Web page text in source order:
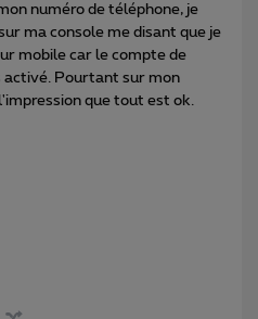
numéro de téléphone, je
ma console me disant que je
mobile car le compte de
Pourtant sur mon
que tout est ok.